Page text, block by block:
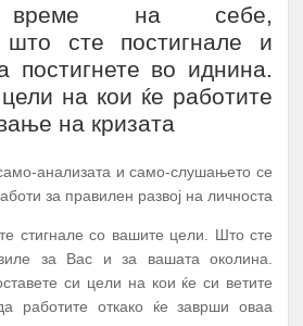
време на себе,
што сте постигнале и
постигнете во иднина.
на кои ќе работите
на кризата
анализата и само-слушањето се
за правилен развој на личноста
стигнале со вашите цели. Што сте
за Вас и за вашата околина.
си цели на кои ќе си ветите
работите откако ќе заврши оваа